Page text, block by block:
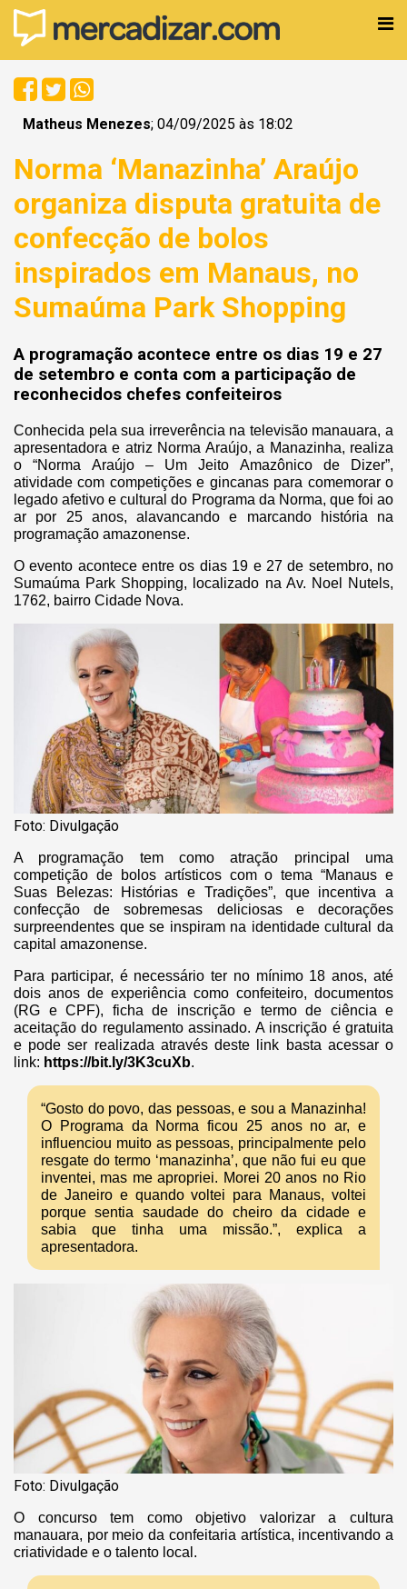
Matheus Menezes; 04/09/2025 às 18:02
Norma ‘Manazinha’ Araújo
organiza disputa gratuita de
confecção de bolos
inspirados em Manaus, no
Sumaúma Park Shopping
A programação acontece entre os dias 19 e 27
de setembro e conta com a participação de
reconhecidos chefes confeiteiros
Conhecida pela sua irreverência na televisão manauara, a
apresentadora e atriz Norma Araújo, a Manazinha, realiza
o “Norma Araújo – Um Jeito Amazônico de Dizer”,
atividade com competições e gincanas para comemorar o
legado afetivo e cultural do Programa da Norma, que foi ao
ar por 25 anos, alavancando e marcando história na
programação amazonense.
O evento acontece entre os dias 19 e 27 de setembro, no
Sumaúma Park Shopping, localizado na Av. Noel Nutels,
1762, bairro Cidade Nova.
Foto: Divulgação
A programação tem como atração principal uma
competição de bolos artísticos com o tema “Manaus e
Suas Belezas: Histórias e Tradições”, que incentiva a
confecção de sobremesas deliciosas e decorações
surpreendentes que se inspiram na identidade cultural da
capital amazonense.
Para participar, é necessário ter no mínimo 18 anos, até
dois anos de experiência como confeiteiro, documentos
(RG e CPF), ficha de inscrição e termo de ciência e
aceitação do regulamento assinado. A inscrição é gratuita
e pode ser realizada através deste link basta acessar o
link: https://bit.ly/3K3cuXb.
“Gosto do povo, das pessoas, e sou a Manazinha!
O Programa da Norma ficou 25 anos no ar, e
influenciou muito as pessoas, principalmente pelo
resgate do termo ‘manazinha’, que não fui eu que
inventei, mas me apropriei. Morei 20 anos no Rio
de Janeiro e quando voltei para Manaus, voltei
porque sentia saudade do cheiro da cidade e
sabia que tinha uma missão.”, explica a
apresentadora.
Foto: Divulgação
O concurso tem como objetivo valorizar a cultura
manauara, por meio da confeitaria artística, incentivando a
criatividade e o talento local.